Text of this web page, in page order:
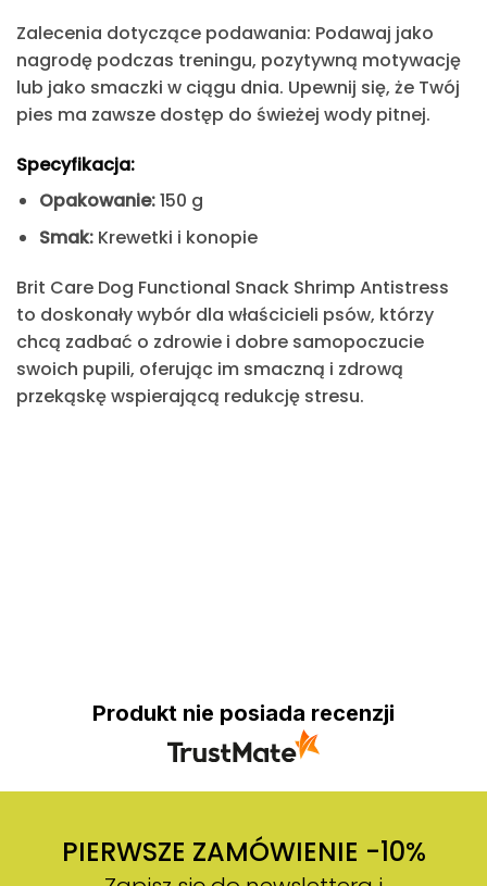
Zalecenia dotyczące podawania: Podawaj jako
nagrodę podczas treningu, pozytywną motywację
lub jako smaczki w ciągu dnia. Upewnij się, że Twój
pies ma zawsze dostęp do świeżej wody pitnej. ​
Specyfikacja:
Opakowanie:150 g​
Smak:Krewetki i konopie
Brit Care Dog Functional Snack Shrimp Antistress
to doskonały wybór dla właścicieli psów, którzy
chcą zadbać o zdrowie i dobre samopoczucie
swoich pupili, oferując im smaczną i zdrową
przekąskę wspierającą redukcję stresu.
Produkt nie posiada recenzji
PIERWSZE ZAMÓWIENIE -10%